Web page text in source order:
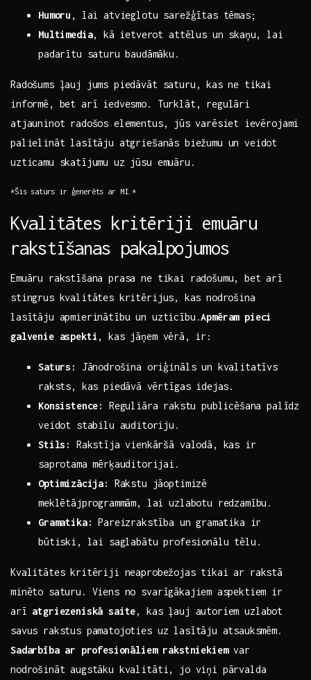
Humoru , lai atvieglotu sarežģītas tēmas;
Multimedia,‌ kā ⁣ietverot attēlus un skaņu, lai
padarītu saturu baudāmāku.
Radošums ļauj jums piedāvāt saturu, kas ⁣ne tikai
informē, ‌bet arī iedvesmo. Turklāt, regulāri
atjauninot radošos elementus, jūs ⁣varēsiet⁢ ievērojami
​palielināt lasītāju atgriešanās biežumu un veidot
uzticamu skatījumu ​uz jūsu ‌emuāru.
*Šis saturs ir ģenerēts ar MI.*
Kvalitātes‌ kritēriji emuāru
‍rakstīšanas pakalpojumos
Emuāru rakstīšana prasa ne tikai radošumu, bet arī
stingrus kvalitātes kritērijus,⁣ kas nodrošina
lasītāju apmierinātību un uzticību.Apmēram pieci⁢
galvenie aspekti , kas jāņem vērā, ⁤ir:
Saturs:
Jānodrošina oriģināls un kvalitatīvs
raksts, kas piedāvā⁤ vērtīgas idejas.
Konsistence:
Reguliāra⁣ rakstu publicēšana palīdz
veidot stabilu auditoriju.
Stils:
Rakstīja vienkāršā valodā, kas ir
saprotama mērķauditorijai.
Optimizācija:
Rakstu jāoptimizē
meklētājprogrammām, lai uzlabotu redzamību.
Gramatika: Pareizrakstība un⁤ gramatika ir
būtiski, lai saglabātu profesionālu tēlu.
Kvalitātes‍ kritēriji neaprobežojas tikai ar rakstā
minēto saturu. Viens no svarīgākajiem⁤ aspektiem ⁢ir
arī atgriezeniskā saite, kas ļauj‍ autoriem uzlabot
savus rakstus pamatojoties uz lasītāju ⁣atsauksmēm.
Sadarbība ar⁣ profesionāliem rakstniekiemvar
nodrošināt augstāku kvalitāti, jo viņi ‍pārvalda